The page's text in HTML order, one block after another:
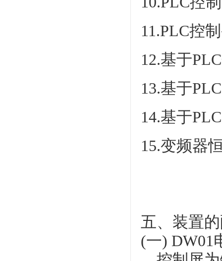
11.PLC控
12.基于
13.基于
14.基于
15.变频器
五、装置
(一) DW01